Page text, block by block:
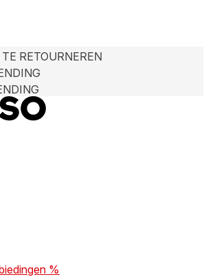
RETOURNEREN
%
cookies om inhoud en advertenties te
informatie combineren met andere gegevens die u
cookies zijn essentieel voor de
zoals uw voorkeurstaal of de regio waar u zich